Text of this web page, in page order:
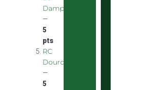
Dampniat
—
5
pts
RC
Dourdan
—
5